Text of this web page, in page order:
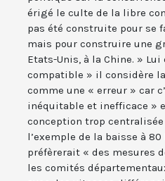
érigé le culte de la libre
pas été construite pour se
mais pour construire une
Etats-Unis, à la Chine. »
compatible » il considère la
comme une « erreur » car
inéquitable et inefficace »
conception trop
l’exemple de la baisse à
préfèrerait « des mesures
les comités